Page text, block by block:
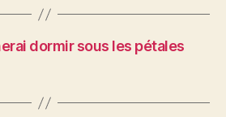
t
g
er
dormir sous les pétales